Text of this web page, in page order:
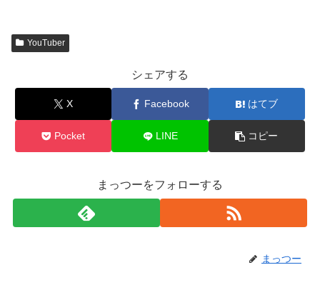
YouTuber
シェアする
X Facebook はてブ
Pocket LINE コピー
まっつーをフォローする
まっつー